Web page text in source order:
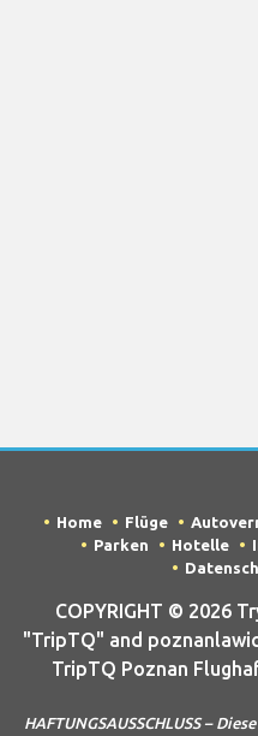
Home Flüge
Parken
Hotelle
COPYRIGHT © 2026
"TripTQ" and
TripTQ Poznan
HAFTUNGSAUSSCHLUSS –